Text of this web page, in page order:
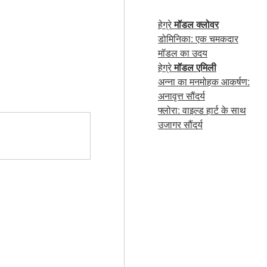
हेग्रेमॉडल क्लोवर
डोमिनिका: एक चमकदार
मॉडल का उदय
हेग्रेमॉडल एमिली
अन्ना का मनमोहक आकर्षण:
अनावृत्त सौंदर्य
फ्लोरा: वाइल्ड हार्ट के साथ
उजागर सौंदर्य